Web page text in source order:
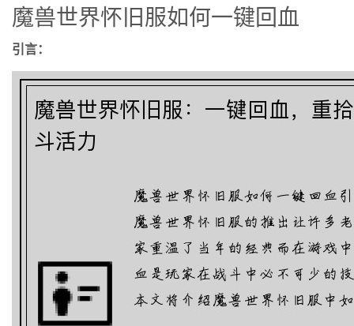
魔兽世界怀旧服如何一键回血
引言：